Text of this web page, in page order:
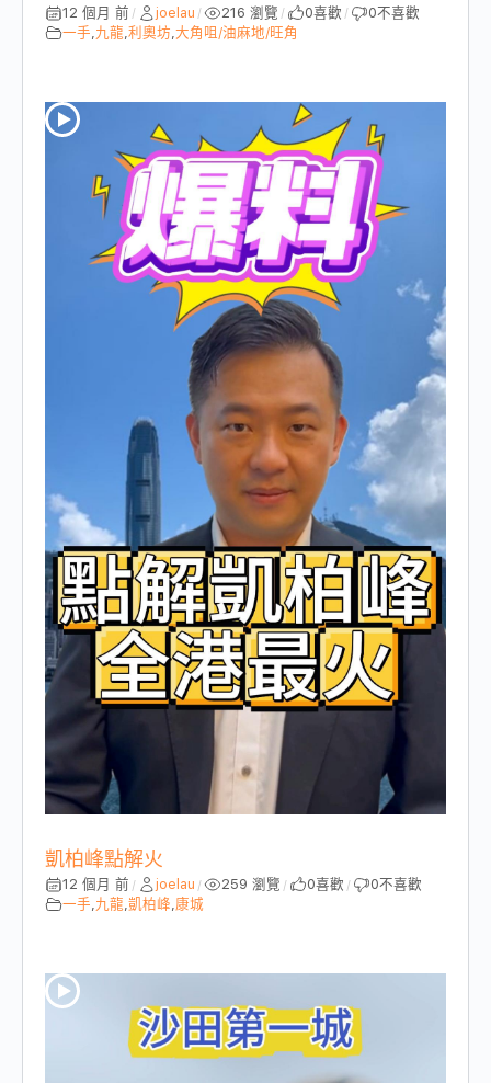
12 個月 前 / joelau / 216 瀏覽 / 0喜歡 / 0不喜歡
一手 九龍 利奧坊 大角咀/油麻地/旺角
凱柏峰點解火
12 個月 前 / joelau / 259 瀏覽 / 0喜歡 / 0不喜歡
一手,九龍,凱柏峰,康城